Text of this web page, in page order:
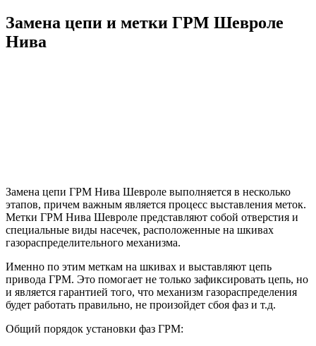
Замена цепи и метки ГРМ Шевроле
Нива
Замена цепи ГРМ Нива Шевроле выполняется в несколько
этапов, причем важным является процесс выставления меток.
Метки ГРМ Нива Шевроле представляют собой отверстия и
специальные виды насечек, расположенные на шкивах
газораспределительного механизма.
Именно по этим меткам на шкивах и выставляют цепь
привода ГРМ. Это помогает не только зафиксировать цепь, но
и является гарантией того, что механизм газораспределения
будет работать правильно, не произойдет сбоя фаз и т.д.
Общий порядок установки фаз ГРМ: